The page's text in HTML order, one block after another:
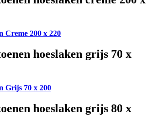
Creme 200 x 220
hoeslaken grijs 70 x
Grijs 70 x 200
hoeslaken grijs 80 x